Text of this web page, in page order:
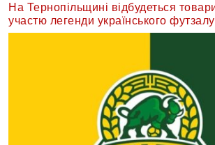
На Тернопільщині відбудеться
участю легенди українського футзалу